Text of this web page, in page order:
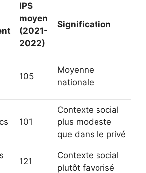
IPS
moyen
(2021-
2022)
Signification
105
Moyenne
nationale
101
Contexte social
plus modeste
que dans le privé
121
Contexte social
plutôt favorisé